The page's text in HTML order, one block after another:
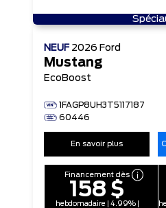
NEUF 2026 Ford
Mustang
EcoBoost
1FAGP8UH3T5117187
60446
En savoir plus
Financement dès
158 $
hebdomadaire | 4.99% |